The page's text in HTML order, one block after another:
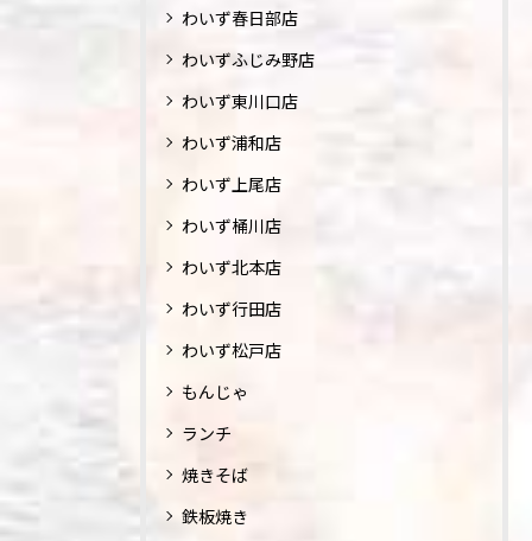
わいず春日部店
わいずふじみ野店
わいず東川口店
わいず浦和店
わいず上尾店
わいず桶川店
わいず北本店
わいず行田店
わいず松戸店
もんじゃ
ランチ
焼きそば
鉄板焼き